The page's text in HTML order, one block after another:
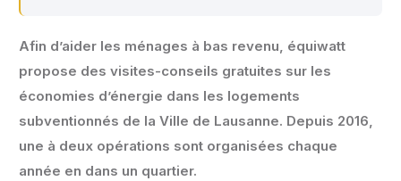
Afin d’aider les ménages à bas revenu, équiwatt
propose des visites-conseils gratuites sur les
économies d’énergie dans les logements
subventionnés de la Ville de Lausanne. Depuis 2016,
une à deux opérations sont organisées chaque
année en dans un quartier.